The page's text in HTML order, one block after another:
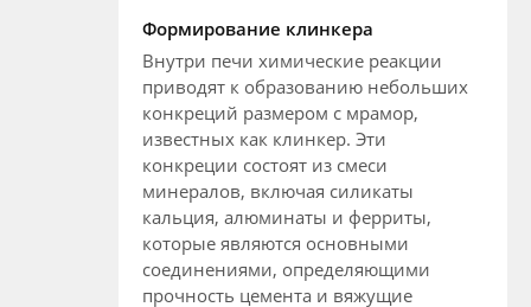
Формирование клинкера
Внутри печи химические реакции
приводят к образованию небольших
конкреций размером с мрамор,
известных как клинкер. Эти
конкреции состоят из смеси
минералов, включая силикаты
кальция, алюминаты и ферриты,
которые являются основными
соединениями, определяющими
прочность цемента и вяжущие